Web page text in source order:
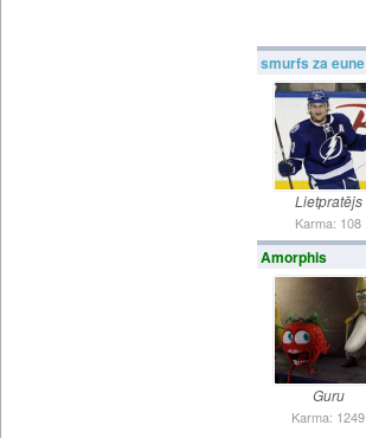
smurfs za eune
Lietpratējs
Karma: 108
Amorphis
Guru
Karma: 1249